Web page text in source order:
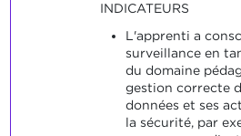
INDICATEURS
L'apprenti a
surveillance en
du domaine
gestion correcte
données et ses
la sécurité, par